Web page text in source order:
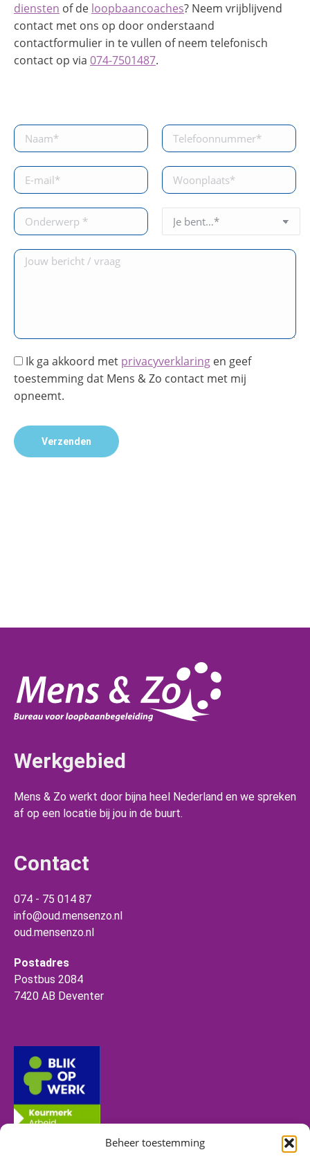
Beheer toestemming
diensten of de loopbaancoaches? Neem vrijblijvend
contact met ons op door onderstaand
contactformulier in te vullen of neem telefonisch
contact op via 074-7501487.
Ik ga akkoord met privacyverklaring en geef
toestemming dat Mens & Zo contact met mij
opneemt.
Werkgebied
Mens & Zo werkt door bijna heel Nederland en we spreken
af op een locatie bij jou in de buurt.
Contact
074 - 75 014 87
info@oud.mensenzo.nl
oud.mensenzo.nl
Postadres
Postbus 2084
7420 AB Deventer